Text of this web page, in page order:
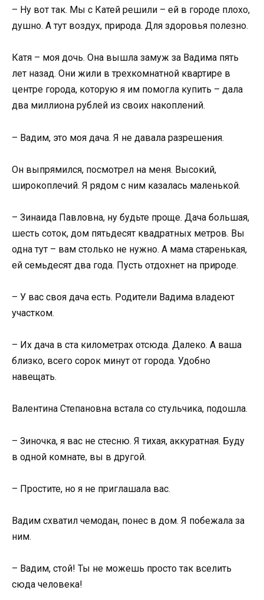
– Ну вот так. Мы с Катей решили – ей в городе плохо,
душно. А тут воздух, природа. Для здоровья полезно.
Катя – моя дочь. Она вышла замуж за Вадима пять
лет назад. Они жили в трехкомнатной квартире в
центре города, которую я им помогла купить – дала
два миллиона рублей из своих накоплений.
– Вадим, это моя дача. Я не давала разрешения.
Он выпрямился, посмотрел на меня. Высокий,
широкоплечий. Я рядом с ним казалась маленькой.
– Зинаида Павловна, ну будьте проще. Дача большая,
шесть соток, дом пятьдесят квадратных метров. Вы
одна тут – вам столько не нужно. А мама старенькая,
ей семьдесят два года. Пусть отдохнет на природе.
– У вас своя дача есть. Родители Вадима владеют
участком.
– Их дача в ста километрах отсюда. Далеко. А ваша
близко, всего сорок минут от города. Удобно
навещать.
Валентина Степановна встала со стульчика, подошла.
– Зиночка, я вас не стесню. Я тихая, аккуратная. Буду
в одной комнате, вы в другой.
– Простите, но я не приглашала вас.
Вадим схватил чемодан, понес в дом. Я побежала за
ним.
– Вадим, стой! Ты не можешь просто так вселить
сюда человека!